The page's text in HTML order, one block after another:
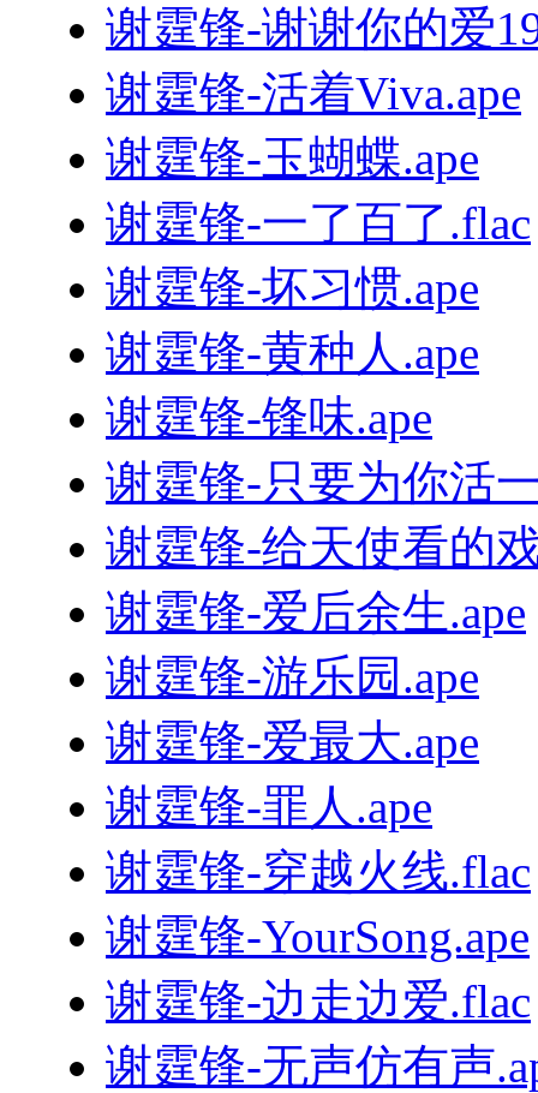
谢霆锋-谢谢你的爱
谢霆锋-活着Viva.ape
谢霆锋-玉蝴蝶.ape
谢霆锋-一了百了.flac
谢霆锋-坏习惯.ape
谢霆锋-黄种人.ape
谢霆锋-锋味.ape
谢霆锋-只要为你活
谢霆锋-给天使看的
谢霆锋-爱后余生.ape
谢霆锋-游乐园.ape
谢霆锋-爱最大.ape
谢霆锋-罪人.ape
谢霆锋-穿越火线.flac
谢霆锋-YourSong.ape
谢霆锋-边走边爱.flac
谢霆锋-无声仿有声